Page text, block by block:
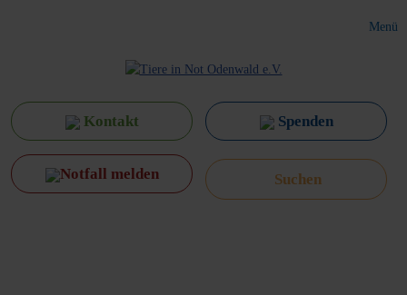
Menü
Kontakt Spenden
Notfall melden